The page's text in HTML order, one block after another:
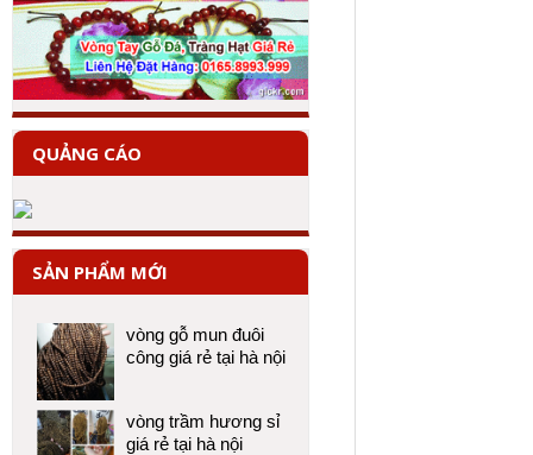
QUẢNG CÁO
SẢN PHẨM MỚI
vòng gỗ mun đuôi
công giá rẻ tại hà nội
vòng trầm hương sỉ
giá rẻ tại hà nội